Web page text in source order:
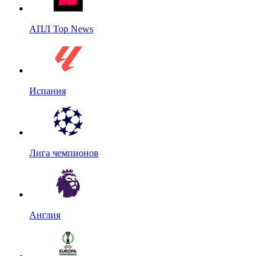
АПЛ Top News
Испания
Лига чемпионов
Англия